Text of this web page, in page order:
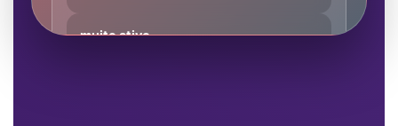
muito ativo